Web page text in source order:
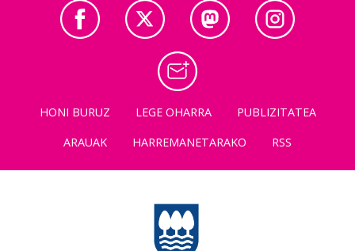
HONI BURUZ LEGE OHARRA
PUBLIZITATEA
ARAUAK
HARREMANETARAKO RSS